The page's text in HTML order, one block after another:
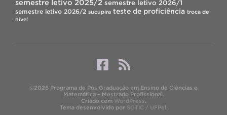
semestre letivo 2025/2 semestre letivo 2026/1
semestre letivo 2026/2 sucupira teste de proficiência troca de
nível
©2026 Programa de Pós Graduação em Ensino de Ciências e
Matemática – Mestrado Profissional.
Criado com WordPress.
Tema desenvolvido por SGTIC / UFPel.